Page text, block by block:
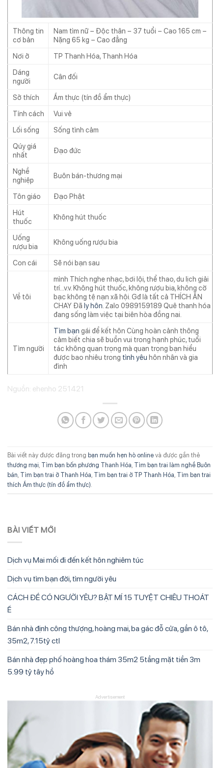
Thông tin
cơ bản
Nam tìm nữ – Độc thân – 37 tuổi – Cao 165 cm –
Nặng 65 kg – Cao đẳng
Nơi ở
TP Thanh Hóa, Thanh Hóa
Dáng
người
Cân đối
Sở thích
Ẩm thực (tín đồ ẩm thực)
Tính cách
Vui vẻ
Lối sống
Sống tình cảm
Qúy giá
nhất
Đạo đức
Nghề
nghiệp
Buôn bán-thương mại
Tôn giáo
Đạo Phật
Hút
thuốc
Không hút thuốc
Uống
rượu bia
Không uống rượu bia
Con cái Sẽ nói bạn sau
Về tôi
mình Thích nghe nhạc, bơi lội, thể thao, du lịch giải
trí…v.v. Không hút thuốc, không rượu bia, không cờ
bạc không tệ nạn xã hội. Gđ là tất cả THÍCH ĂN
CHAY Đã ly hôn . Zalo 0989159189 Quê thanh hóa
đang sống làm việc tại biên hòa đồng nai.
Tìm người
Tìm bạn gái để kết hôn Cùng hoàn cảnh thông
cảm biết chia sẽ buồn vui trong hạnh phúc, tuổi
tác không quan trọng mà quan trọng bạn hiểu
được bao nhiêu trong tình yêu hôn nhân và gia
đình
Nguồn: ehenho 251421
Bài viết này được đăng trong bạn muốn hẹn hò online và được gắn thẻ
thương mại Tìm bạn bốn phương Thanh Hóa Tìm bạn trai làm nghề Buôn
bán Tìm bạn trai ở Thanh Hóa Tìm bạn trai ở TP Thanh Hóa Tìm bạn trai
thích Ẩm thực (tín đồ ẩm thực)
BÀI VIẾT MỚI
Dịch vụ Mai mối đi đến kết hôn nghiêm túc
Dịch vụ tìm bạn đời, tìm người yêu
CÁCH ĐỂ CÓ NGƯỜI YÊU? BẬT MÍ 15 TUYỆT CHIÊU THOÁT
Ế
Bán nhà định công thượng, hoàng mai, ba gác đỗ cửa, gần ô tô,
35m2, 7.15tỷ ctl
Bán nhà đẹp phố hoàng hoa thám 35m2 5tầng mặt tiền 3m
5.99 tỷ tây hồ
Advertisement